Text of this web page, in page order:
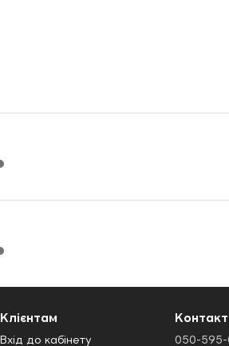
Клієнтам
Вхід до кабінету
050-